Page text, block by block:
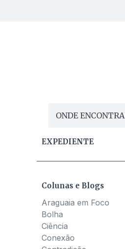
ONDE
EXPEDIENTE
Colunas e Blogs
Araguaia em Foco
Bolha
Ciência
Conexão